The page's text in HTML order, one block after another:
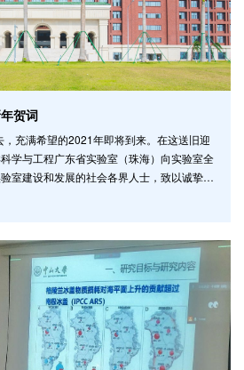
贺词
充满希望的2021年即将到来。在这送旧迎
学与工程广东省实验室（珠海）向实验室全
室建设和发展的社会各界人士，致以诚挚的
前已制定50余项高效实用的管理办法，